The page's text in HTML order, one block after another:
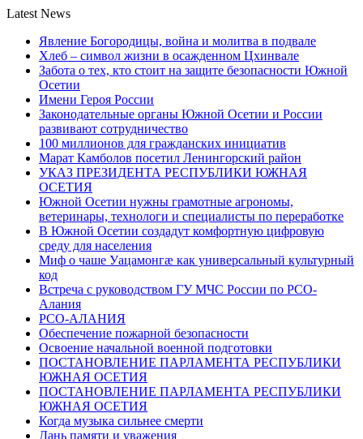
Latest News
Явление Богородицы, война и молитва в подвале
Хлеб – символ жизни в осажденном Цхинвале
Забота о тех, кто стоит на защите безопасности Южной
Осетии
Имени Героя России
Законодательные органы Южной Осетии и России
развивают сотрудничество
100 миллионов для гражданских инициатив
Марат Камболов посетил Ленингорский район
УКАЗ ПРЕЗИДЕНТА РЕСПУБЛИКИ ЮЖНАЯ
ОСЕТИЯ
Южной Осетии нужны грамотные агрономы,
ветеринары, технологи и специалисты по переработке
В Южной Осетии создадут комфортную цифровую
среду для населения
Миф о чаше Уацамонгæ как универсальный культурный
код
Встреча с руководством ГУ МЧС России по РСО-
Алания
РСО-АЛАНИЯ
Обеспечение пожарной безопасности
Освоение начальной военной подготовки
ПОСТАНОВЛЕНИЕ ПАРЛАМЕНТА РЕСПУБЛИКИ
ЮЖНАЯ ОСЕТИЯ
ПОСТАНОВЛЕНИЕ ПАРЛАМЕНТА РЕСПУБЛИКИ
ЮЖНАЯ ОСЕТИЯ
Когда музыка сильнее смерти
Дань памяти и уважения